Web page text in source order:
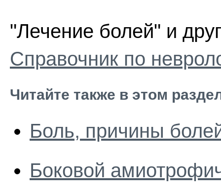
"Лечение болей" и
Справочник по
Читайте также в этом
Боль, причины
Боковой